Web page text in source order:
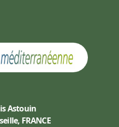
Astouin
FRANCE